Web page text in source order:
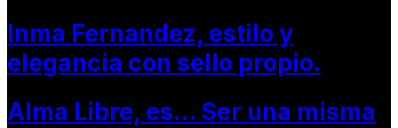
Inma Fernandez, estilo y
elegancia con sello propio.
Alma Libre, es… Ser una misma